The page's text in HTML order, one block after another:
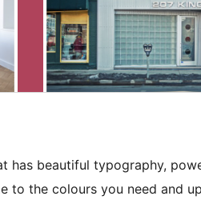
has beautiful typography,
to the colours you need and